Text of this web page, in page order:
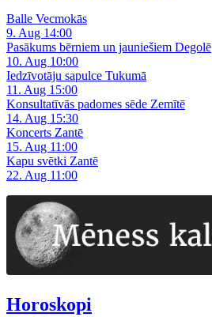
Balle Vecmokās
9. Aug 14:00
Pasākums bērniem un jauniešiem Degolē
10. Aug 10:00
Iedzīvotāju sapulce Tukumā
11. Aug 15:00
Konsultatīvās padomes sēde Zemītē
14. Aug 15:30
Koncerts Zantē
15. Aug 11:00
Kapu svētki Zantē
22. Aug 11:00
Horoskopi